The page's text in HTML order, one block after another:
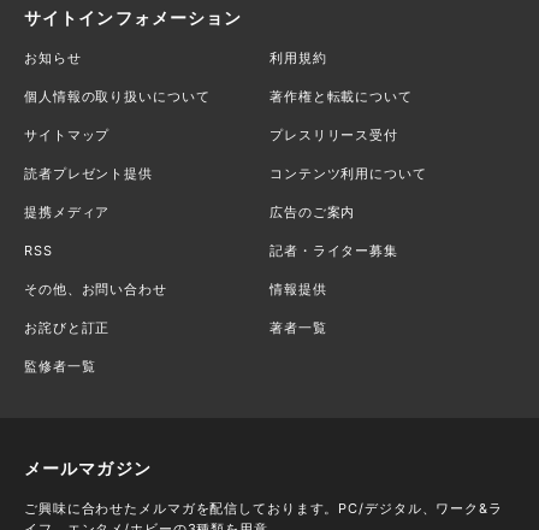
サイトインフォメーション
お知らせ 利用規約
個人情報の取り扱いについて 著作権と転載について
サイトマップ プレスリリース受付
読者プレゼント提供 コンテンツ利用について
提携メディア 広告のご案内
RSS 記者・ライター募集
その他、お問い合わせ 情報提供
お詫びと訂正 著者一覧
監修者一覧
メールマガジン
ご興味に合わせたメルマガを配信しております。PC/デジタル、ワーク&ラ